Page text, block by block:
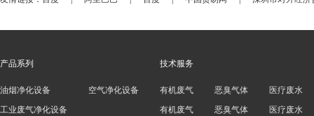
产品系列
油烟净化设备
工业废气净化设备
空气净化设备
技术服务
有机废气
有机废气
恶臭气体
恶臭气体
医疗废水
医疗废水